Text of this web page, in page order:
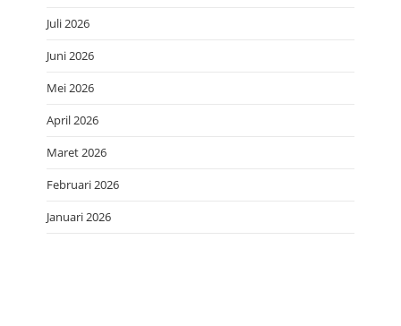
Juli 2026
Juni 2026
Mei 2026
April 2026
Maret 2026
Februari 2026
Januari 2026